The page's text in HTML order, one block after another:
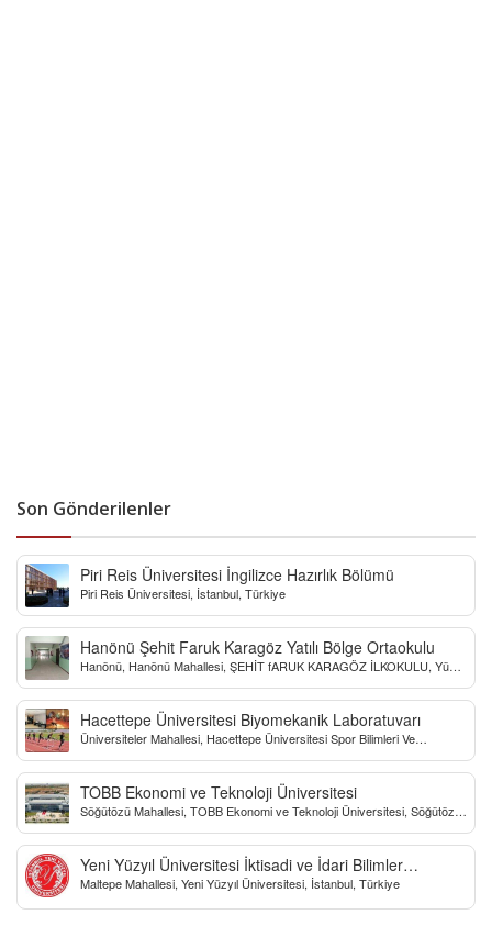
Son Gönderilenler
Piri Reis Üniversitesi İngilizce Hazırlık Bölümü
Piri Reis Üniversitesi, İstanbul, Türkiye
Hanönü Şehit Faruk Karagöz Yatılı Bölge Ortaokulu
Hanönü, Hanönü Mahallesi, ŞEHİT fARUK KARAGÖZ İLKOKULU, Yücel
Hacettepe Üniversitesi Biyomekanik Laboratuvarı
Üniversiteler Mahallesi, Hacettepe Üniversitesi Spor Bilimleri Ve
TOBB Ekonomi ve Teknoloji Üniversitesi
Söğütözü Mahallesi, TOBB Ekonomi ve Teknoloji Üniversitesi, Söğütözü
Yeni Yüzyıl Üniversitesi İktisadi ve İdari Bilimler
Fakültesi
Maltepe Mahallesi, Yeni Yüzyıl Üniversitesi, İstanbul, Türkiye